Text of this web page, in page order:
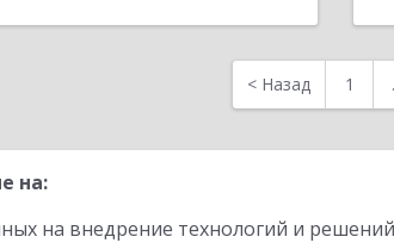
< Назад 1
на:
на внедрение технологий и